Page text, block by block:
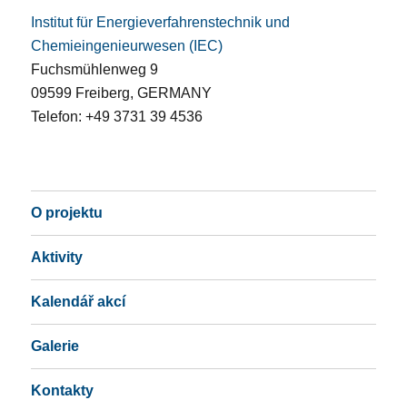
Institut für Energieverfahrenstechnik und
Chemieingenieurwesen (IEC)
Fuchsmühlenweg 9
09599 Freiberg, GERMANY
Telefon: +49 3731 39 4536
O projektu
Aktivity
Kalendář akcí
Galerie
Kontakty